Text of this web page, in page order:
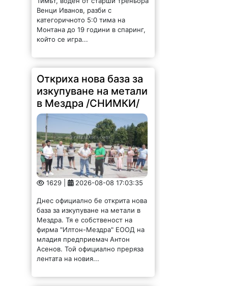
Венци Иванов, разби с
категоричното 5:0 тима на
Монтана до 19 години в спаринг,
който се игра...
Откриха нова база за
изкупуване на метали
в Мездра /СНИМКИ/
1629 | 2026-08-08 17:03:35
база за изкупуване на метали в
Мездра. Тя е собственост на
фирма "Илтон-Мездра" ЕООД на
младия предприемач Антон
Асенов. Той официално преряза
лентата на новия...